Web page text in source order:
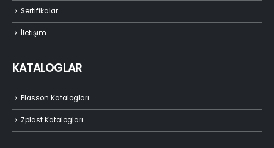
Sertifikalar
İletişim
KATALOGLAR
Plasson Katalogları
Zplast Katalogları